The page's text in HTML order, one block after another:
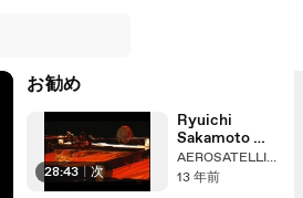
お勧め
28:43 | 次
Ryuichi
Sakamoto 坂
本龍一
TOKYO
AEROSATELLITES
13 年前